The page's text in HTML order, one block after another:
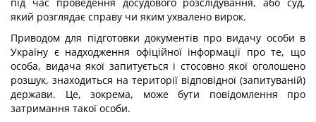
який розглядає справу чи яким ухвалено вирок.
Приводом для підготовки документів про видачу особи в
Україну є надходження офіційної інформації про те, що
особа, видача якої запитується і стосовно якої оголошено
розшук, знаходиться на території відповідної (запитуваній)
держави. Це, зокрема, може бути повідомлення про
затримання такої особи.